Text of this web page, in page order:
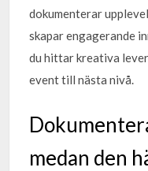
dokumenterar
skapar engagerande
du hittar kreativa
event till nästa nivå.
medan den